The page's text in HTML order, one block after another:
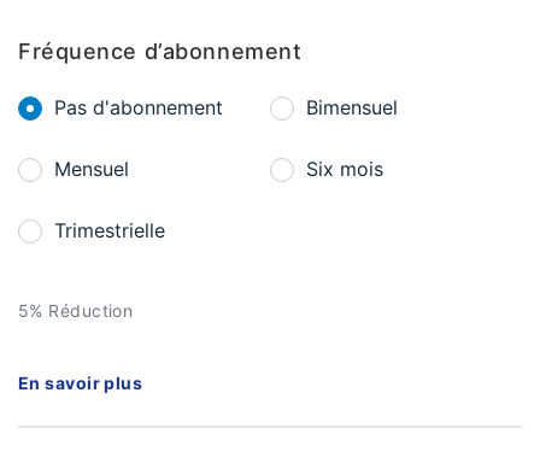
Fréquence d’abonnement
Pas d'abonnement Bimensuel
Mensuel Six mois
Trimestrielle
5% Réduction
En savoir plus